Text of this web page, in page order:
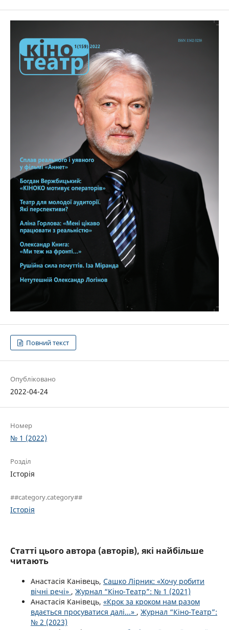
Повний текст
Опубліковано
2022-04-24
Номер
№ 1 (2022)
Розділ
Історія
##category.category##
Історія
Статті цього автора (авторів), які найбільше
читають
Анастасія Канівець, Сашко Лірник: «Хочу робити
вічні речі» , Журнал “Кіно-Театр”: № 1 (2021)
Анастасія Канівець, «Крок за кроком нам разом
вдається просуватися далі...» , Журнал “Кіно-Театр”:
№ 2 (2023)